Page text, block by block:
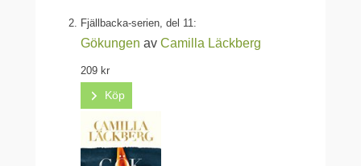
Fjällbacka-serien, del 11:
Gökungen av Camilla Läckberg
209 kr
Köp